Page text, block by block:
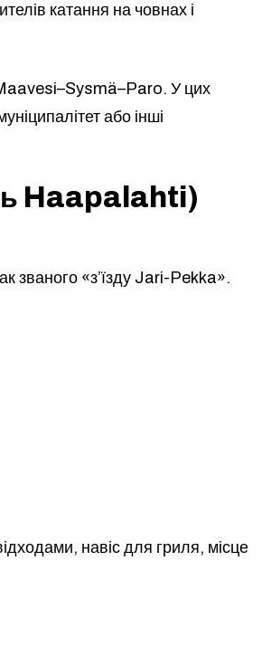
катання на човнах і
Maavesi–Sysmä–Paro. У цих
або інші
Haapalahti)
званого «з’їзду Jari-Pekka».
навіс для гриля, місце